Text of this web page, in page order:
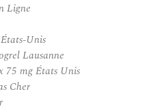
Ligne
Unis
Lausanne
75 mg États Unis
Cher